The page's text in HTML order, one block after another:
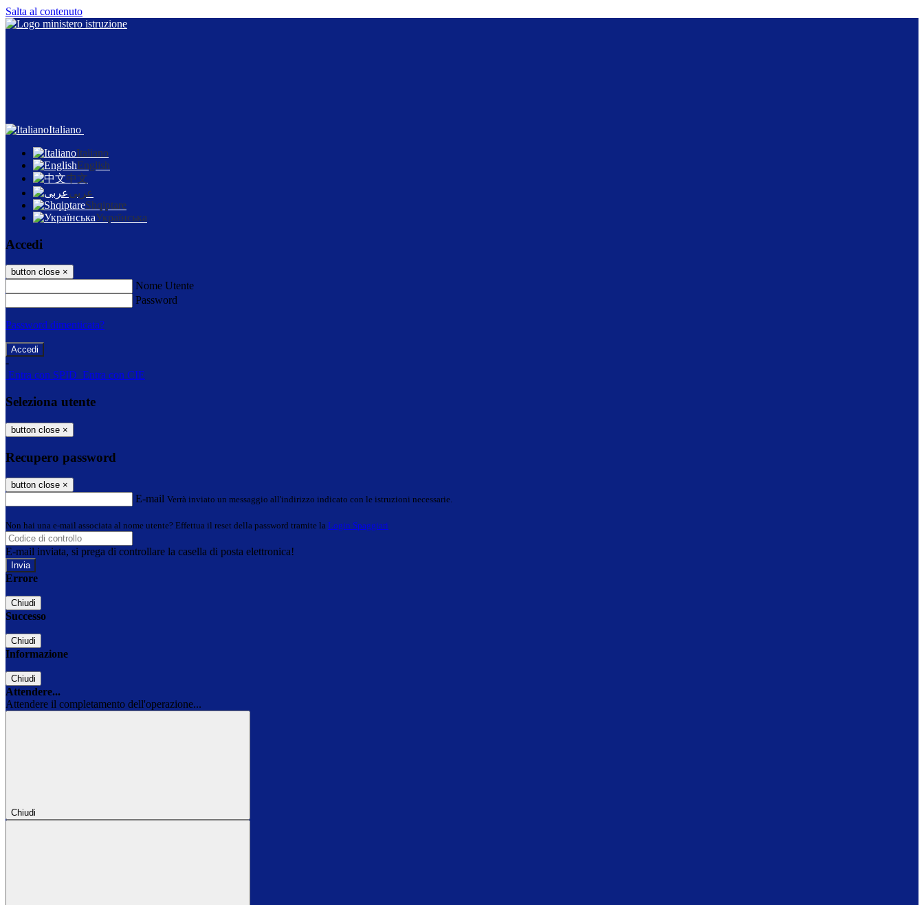
Salta al contenuto
Italiano
Italiano
English
中文
عربى
Shqiptare
Українська
Accedi
button close ×
Nome Utente
Password
Password dimenticata?
-
Entra con SPID Entra con CIE
Seleziona utente
button close ×
Recupero password
button close ×
E-mail Verrà inviato un messaggio all'indirizzo indicato con le istruzioni necessarie.
Non hai una e-mail associata al nome utente? Effettua il reset della password tramite la Login Spaggiari
E-mail inviata, si prega di controllare la casella di posta elettronica!
Errore
Chiudi
Successo
Chiudi
Informazione
Chiudi
Attendere...
Attendere il completamento dell'operazione...
Chiudi